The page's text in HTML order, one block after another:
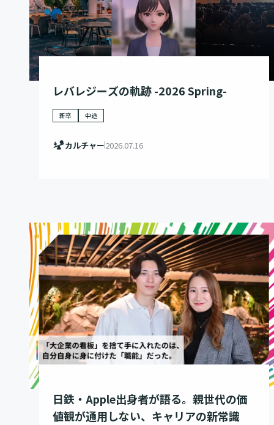
レバレジーズの軌跡 -2026 Spring-
新卒 中途
カルチャー2026.07.16
日鉄・Apple出身者が語る。親世代の価
値観が通用しない、キャリアの新常識